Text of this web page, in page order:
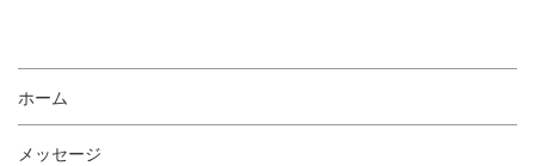
ホーム
メッセージ